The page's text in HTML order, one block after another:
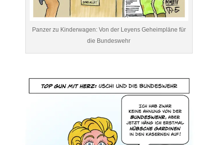
Panzer zu Kinderwagen: Von der Leyens Geheimpläne für
die Bundeswehr